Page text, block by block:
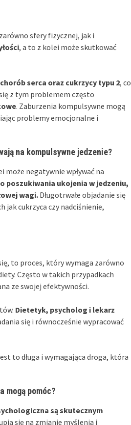
sfery fizycznej, jak i
, a to z kolei może skutkować
chorób serca oraz cukrzycy typu 2, co
z tym problemem często
. Zaburzenia kompulsywne mogą
problemy emocjonalne i
na kompulsywne jedzenie?
może negatywnie wpływać na
poszukiwania ukojenia w jedzeniu,
wagi. Długotrwałe objadanie się
jak cukrzyca czy nadciśnienie,
to proces, który wymaga zarówno
Często w takich przypadkach
ze swojej efektywności.
Dietetyk, psycholog i lekarz
się i równocześnie wypracować
to długa i wymagająca droga, która
mogą pomóc?
są skutecznym
się na zmianie myślenia i